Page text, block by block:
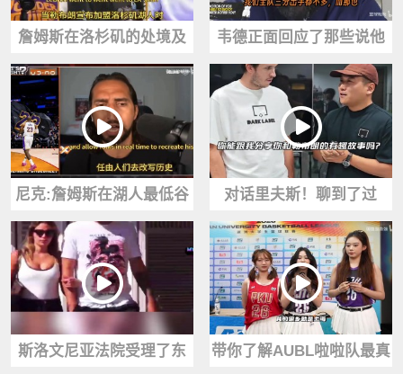
詹姆斯在洛杉矶的处境及
重返费城后的舆论变化，
合着都得挨骂
韦德正面回应了那些说他
不会投篮的质疑：我的职
责是持球冲击禁区
尼克:詹姆斯在湖人最低谷
时拯救了他们，如今湖人
却把他踢开
对话里夫斯！聊到了过
去，聊到了大家关心的詹
姆斯
斯洛文尼亚法院受理了东
带你了解AUBL啦啦队最真